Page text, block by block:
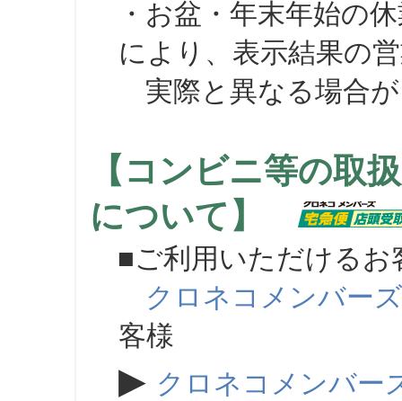
・お盆・年末年始の
により、表示結果の
実際と異なる場合が
【コンビニ等の取
について】
■ご利用いただけるお
クロネコメンバーズ
客様
▶ クロネコメンバー